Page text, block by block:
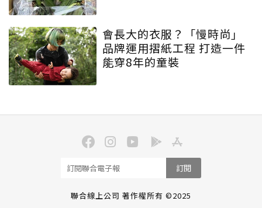
會長大的衣服？「慢時尚」
品牌運用摺紙工程 打造一件
能穿8年的童裝
訂閱
聯合線上公司 著作權所有 ©2025